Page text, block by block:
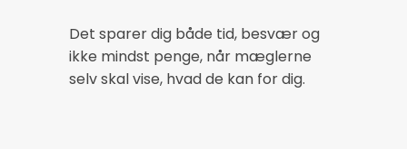
Det sparer dig både tid, besvær og
ikke mindst penge, når mæglerne
selv skal vise, hvad de kan for dig.